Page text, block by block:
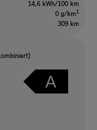
14,6 kWh/100 km
0 g/km1
309 km
A